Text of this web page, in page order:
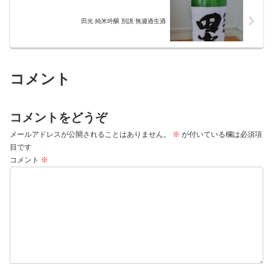
田光 純米吟醸 別誂 無濾過生酒
コメント
コメントをどうぞ
メールアドレスが公開されることはありません。 ※ が付いている欄は必須項
目です
コメント ※